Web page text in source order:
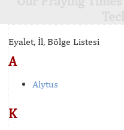
Eyalet, İl, Bölge Listesi
A
Alytus
K